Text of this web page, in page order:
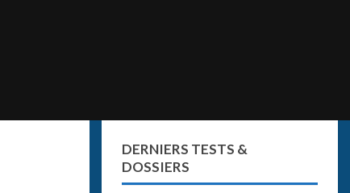
DERNIERS TESTS &
DOSSIERS